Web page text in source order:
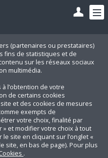
(partenaires ou prestataires)
fins de statistiques et de
sur les réseaux sociaux
multimédia.
l’obtention de votre
de certains cookies
et des cookies de mesures
exempts de
votre choix, finalité par
» et modifier votre choix à tout
site en cliquant sur l’onglet «
site, en bas de page). Pour plus
.